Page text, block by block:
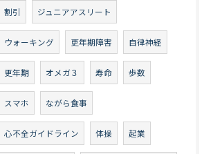
割引 ジュニアアスリート
ウォーキング 更年期障害 自律神経
更年期 オメガ３ 寿命 歩数
スマホ ながら食事
心不全ガイドライン 体操 起業